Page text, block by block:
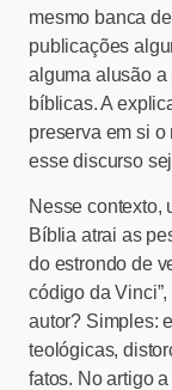
mesmo banca
publicações
alguma alusão
bíblicas. A
preserva em si
esse discurso
Nesse contexto,
Bíblia atrai as
do estrondo de
código da
autor? Simples:
teológicas,
fatos. No artigo